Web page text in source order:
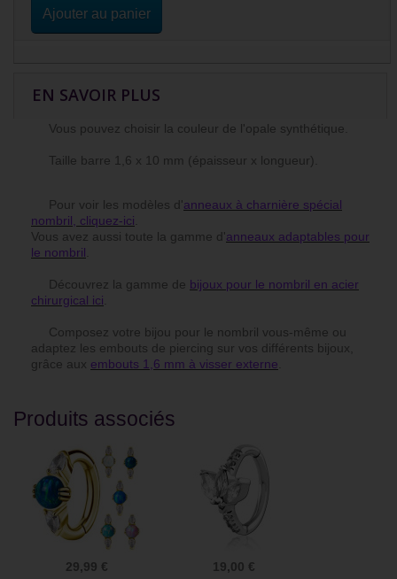
Ajouter au panier
EN SAVOIR PLUS
Vous pouvez choisir la couleur de l'opale synthétique.
Taille barre 1,6 x 10 mm (épaisseur x longueur).
Pour voir les modèles d'anneaux à charnière spécial
nombril, cliquez-ici
Vous avez aussi toute la gamme d'anneaux adaptables pour
le nombril
Découvrez la gamme de bijoux pour le nombril en acier
chirurgical ici
Composez votre bijou pour le nombril vous-même ou
adaptez les embouts de piercing sur vos différents bijoux,
grâce aux embouts 1,6 mm à visser externe
Produits associés
29,99 € 19,00 €